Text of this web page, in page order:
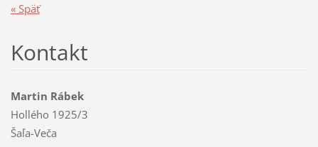
« Späť
Kontakt
Martin Rábek
Hollého 1925/3
Šaľa-Veča